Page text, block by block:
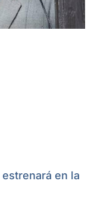
estrenará en la